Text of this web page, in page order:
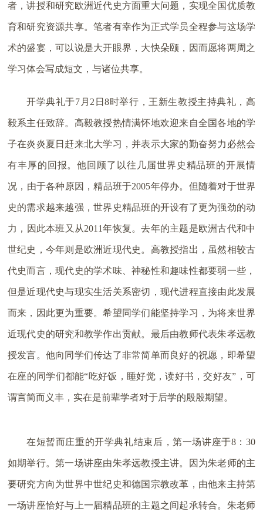
者，讲授和研究欧洲近代史方面重大问题，实现全国优质教
育和研究资源共享。笔者有幸作为正式学员全程参与这场学
术的盛宴，可以说是大开眼界，大快朵颐，因而愿将两周之
学习体会写成短文，与诸位共享。
开学典礼于7月2日8时举行，王新生教授主持典礼，高
毅系主任致辞。高毅教授热情满怀地欢迎来自全国各地的学
子在炎炎夏日赶来北大学习，并表示大家的勤奋努力必然会
有丰厚的回报。他回顾了以往几届世界史精品班的开展情
况，由于各种原因，精品班于2005年停办。但随着对于世界
史的需求越来越强，世界史精品班的开设有了更为强劲的动
力，因此本班又从2011年恢复。去年的主题是欧洲古代和中
世纪史，今年则是欧洲近现代史。高教授指出，虽然相较古
代史而言，现代史的学术味、神秘性和趣味性都要弱一些，
但是近现代史与现实生活关系密切，现代进程直接由此发展
而来，因此更为重要。希望同学们能坚持学习，为将来世界
近现代史的研究和教学作出贡献。最后由教师代表朱孝远教
授发言。他向同学们传达了非常简单而良好的祝愿，即希望
在座的同学们都能“吃好饭，睡好觉，读好书，交好友”，可
谓言简而义丰，实在是前辈学者对于后学的殷殷期望。
在短暂而庄重的开学典礼结束后，第一场讲座于8：30
如期举行。第一场讲座由朱孝远教授主讲。因为朱老师的主
要研究方向为世界中世纪史和德国宗教改革，由他来主持第
一场讲座恰好与上一届精品班的主题之间起承转合。朱老师